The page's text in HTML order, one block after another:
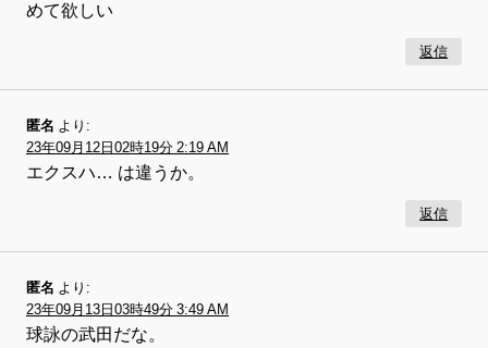
めて欲しい
返信
匿名 より:
23年09月12日02時19分 2:19 AM
エクスハ… は違うか。
返信
匿名 より:
23年09月13日03時49分 3:49 AM
球詠の武田だな。